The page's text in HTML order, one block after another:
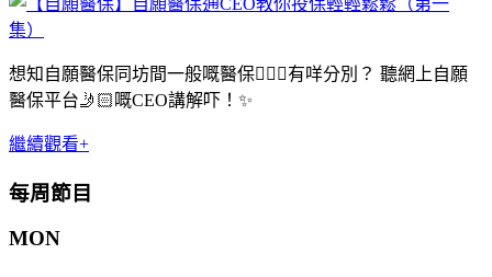
想知自願醫保同坊間一般嘅醫保👨🏻‍⚕️有咩分別？ 聽網上自願
醫保平台🤳🏻嘅CEO講解吓！✨
繼續觀看+
每周節目
MON